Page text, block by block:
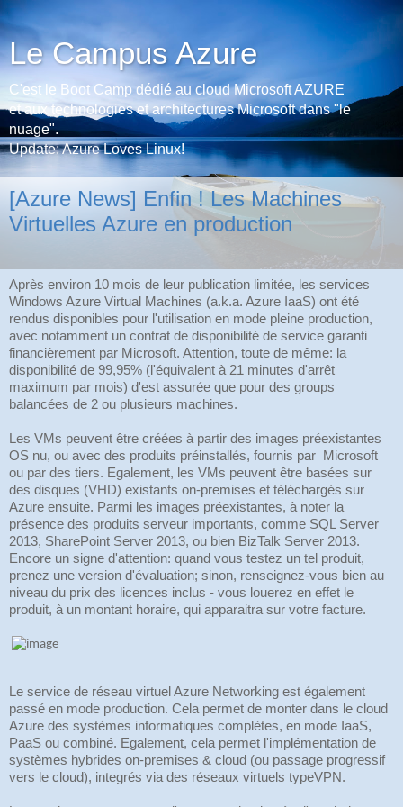
Le Campus Azure
C'est le Boot Camp dédié au cloud Microsoft AZURE
et aux technologies et architectures Microsoft dans "le
nuage".
Update: Azure Loves Linux!
[Azure News] Enfin ! Les Machines
Virtuelles Azure en production
Après environ 10 mois de leur publication limitée, les services
Windows Azure Virtual Machines (a.k.a. Azure IaaS) ont été
rendus disponibles pour l'utilisation en mode pleine production,
avec notamment un contrat de disponibilité de service garanti
financièrement par Microsoft. Attention, toute de même: la
disponibilité de 99,95% (l'équivalent à 21 minutes d'arrêt
maximum par mois) d'est assurée que pour des groups
balancées de 2 ou plusieurs machines.
Les VMs peuvent être créées à partir des images préexistantes
OS nu, ou avec des produits préinstallés, fournis par Microsoft
ou par des tiers. Egalement, les VMs peuvent être basées sur
des disques (VHD) existants on-premises et téléchargés sur
Azure ensuite. Parmi les images préexistantes, à noter la
présence des produits serveur importants, comme SQL Server
2013, SharePoint Server 2013, ou bien BizTalk Server 2013.
Encore un signe d'attention: quand vous testez un tel produit,
prenez une version d'évaluation; sinon, renseignez-vous bien au
niveau du prix des licences inclus - vous louerez en effet le
produit, à un montant horaire, qui apparaitra sur votre facture.
Le service de réseau virtuel Azure Networking est également
passé en mode production. Cela permet de monter dans le cloud
Azure des systèmes informatiques complètes, en mode IaaS,
PaaS ou combiné. Egalement, cela permet l'implémentation de
systèmes hybrides on-premises & cloud (ou passage progressif
vers le cloud), integrés via des réseaux virtuels typeVPN.